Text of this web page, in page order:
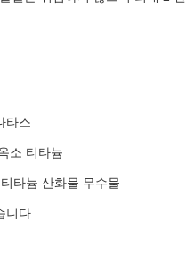
타스
소 티타늄
타늄 산화물 무수물
니다.